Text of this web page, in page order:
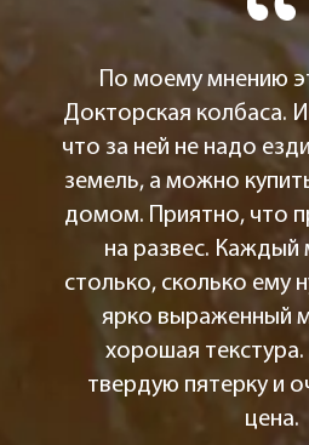
По моему мнению
Докторская колбаса.
что за ней не надо
земель, а можно
домом. Приятно, что
на развес. Каждый
столько, сколько ему
ярко выраженный
хорошая текстура.
твердую пятерку и
цена.